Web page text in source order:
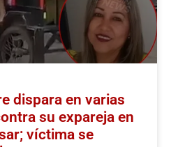
dispara en varias
su expareja en
víctima se